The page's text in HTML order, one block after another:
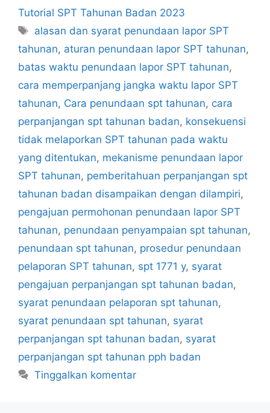
Tutorial SPT Tahunan Badan 2023
Tag
alasan dan syarat penundaan lapor SPT
tahunan, aturan penundaan lapor SPT tahunan,
batas waktu penundaan lapor SPT tahunan,
cara memperpanjang jangka waktu lapor SPT
tahunan, Cara penundaan spt tahunan, cara
perpanjangan spt tahunan badan, konsekuensi
tidak melaporkan SPT tahunan pada waktu
yang ditentukan, mekanisme penundaan lapor
SPT tahunan, pemberitahuan perpanjangan spt
tahunan badan disampaikan dengan dilampiri,
pengajuan permohonan penundaan lapor SPT
tahunan, penundaan penyampaian spt tahunan,
penundaan spt tahunan, prosedur penundaan
pelaporan SPT tahunan, spt 1771 y, syarat
pengajuan perpanjangan spt tahunan badan,
syarat penundaan pelaporan spt tahunan,
syarat penundaan spt tahunan, syarat
perpanjangan spt tahunan badan, syarat
perpanjangan spt tahunan pph badan
Tinggalkan komentar